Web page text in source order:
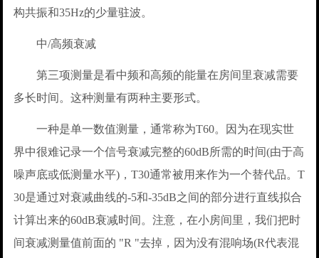
构共振和35Hz的少量驻波。
中/高频衰减
第三项测量是看中频和高频的能量在房间里衰减需要
多长时间。这种测量有两种主要形式。
一种是单一数值测量，通常称为T60。因为在现实世
界中很难记录一个信号衰减完整的60dB所需的时间(由于高
噪声底或低测量水平)，T30通常被用来作为一个替代品。T
30是通过对衰减曲线的-5和-35dB之间的部分进行直线拟合
计算出来的60dB衰减时间。注意，在小房间里，我们把时
间衰减测量值前面的 "R "去掉，因为没有混响场(R代表混